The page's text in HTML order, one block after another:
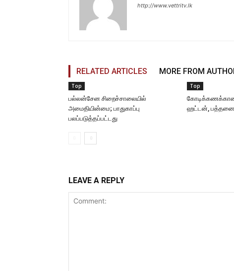
http://www.vettritv.lk
RELATED ARTICLES MORE FROM
Top
பல்லன்சேன சிறைச்சாலையில்
அமைதியின்மை; பாதுகாப்பு
பலப்படுத்தப்பட்டது
Top
ஹட்டன்,
LEAVE A REPLY